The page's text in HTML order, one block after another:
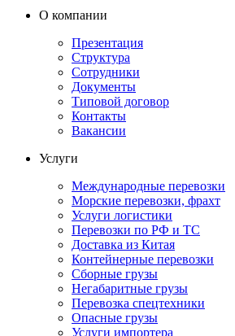
О компании
Презентация
Структура
Сотрудники
Документы
Типовой договор
Контакты
Вакансии
Услуги
Международные перевозки
Морские перевозки, фрахт
Услуги логистики
Перевозки по РФ и ТС
Доставка из Китая
Контейнерные перевозки
Сборные грузы
Негабаритные грузы
Перевозка спецтехники
Опасные грузы
Услуги импортера